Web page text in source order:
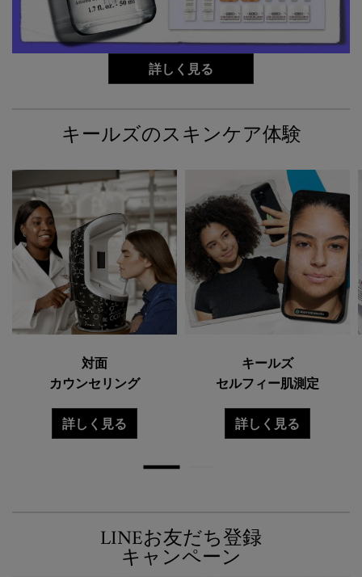
詳しく見る
キールズのスキンケア体験
対面
カウンセリング
詳しく見る
キールズ
セルフィー肌測定
詳しく見る
LINEお友だち登録
キャンペーン